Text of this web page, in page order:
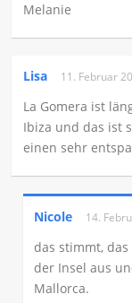
Melanie
Lisa 11. Februar
La Gomera ist
Ibiza und das ist
einen sehr
Nicole 14.
das stimmt,
der Insel aus
Mallorca.